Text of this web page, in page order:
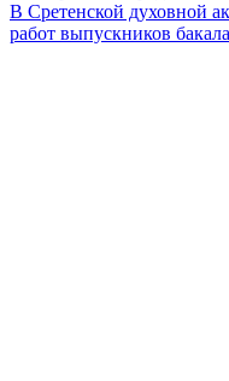
В Сретенской духовной
работ выпускников